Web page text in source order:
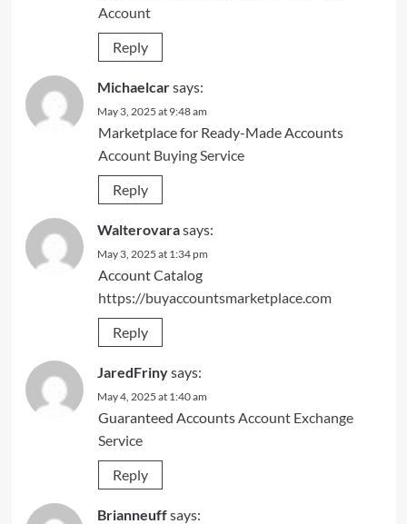
Account
Reply
Michaelcarsays:
May 3, 2025 at 9:48 am
Marketplace for Ready-Made Accounts
Account Buying Service
Reply
Walterovarasays:
May 3, 2025 at 1:34 pm
Account Catalog
https://buyaccountsmarketplace.com
Reply
JaredFrinysays:
May 4, 2025 at 1:40 am
Guaranteed AccountsAccount Exchange
Service
Reply
Brianneuffsays: